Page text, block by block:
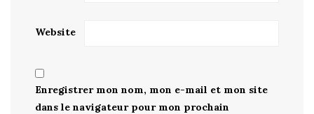
Website
Enregistrer mon nom, mon e-mail et mon site
dans le navigateur pour mon prochain